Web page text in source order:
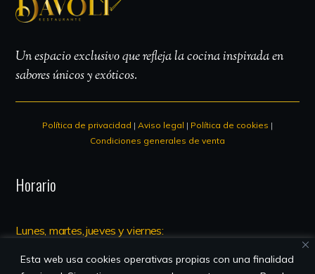
Esta web usa cookies operativas propias con una finalidad
Un espacio exclusivo que refleja la cocina inspirada en
sabores únicos y exóticos.
Política de privacidad | Aviso legal | Política de cookies |
Condiciones generales de venta
Horario
Lunes, martes, jueves y viernes:
13.00 – 00.00